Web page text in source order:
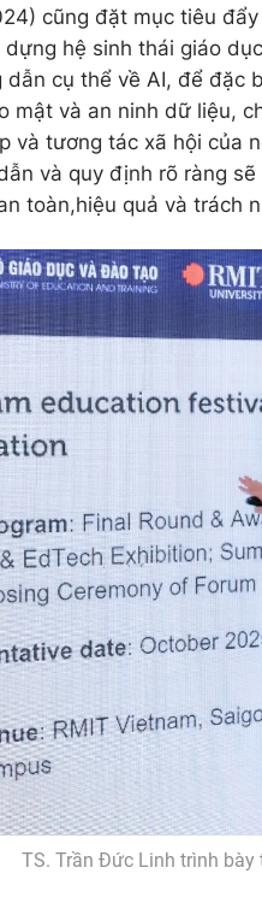
cũng đặt mục tiêu
hệ sinh thái giáo
dẫn cụ thể về AI, để đặc
mật và an ninh dữ liệu,
và tương tác xã hội của
và quy định rõ ràng
toàn,hiệu quả và trách
TS. Trần Đức Linh trình